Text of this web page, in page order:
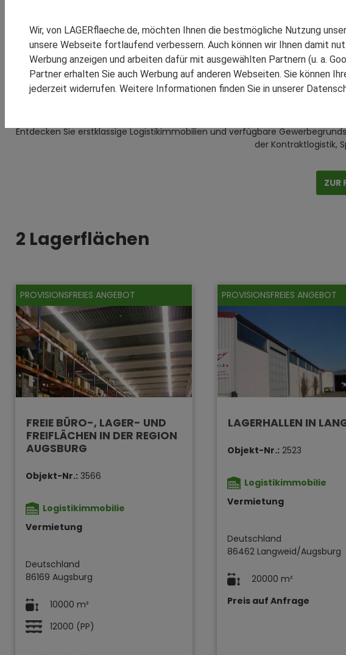
SCHOMBURG GMBH
SM LOGISTIC
KOOPERATIONEN REFERENZEN
Entdecken Sie erstklassige Logistikimmobilien und verfügbare
der Kontraktlogistik,
ZUR
2 Lagerflächen
PROVISIONSFREIES ANGEBOT
FREIE BÜRO-, LAGER- UND
FREIFLÄCHEN IN DER REGION
AUGSBURG
Objekt-Nr.: 3566
Logistikimmobilie
Vermietung
Deutschland
86169 Augsburg
10000 m²
12000 (PP)
PROVISIONSFREIES ANGEBOT
LAGERHALLEN IN
Objekt-Nr.: 2523
Logistikimmobilie
Vermietung
Deutschland
86462 Langweid/Augsburg
20000 m²
Preis auf Anfrage
Wir, von LAGERflaeche.de, möchten Ihnen die bestmögliche Nutzung
unsere Webseite fortlaufend verbessern. Auch können wir Ihnen damit
Werbung anzeigen und arbeiten dafür mit ausgewählten Partnern (u. a.
Partner erhalten Sie auch Werbung auf anderen Webseiten. Sie können
jederzeit widerrufen. Weitere Informationen finden Sie in unserer